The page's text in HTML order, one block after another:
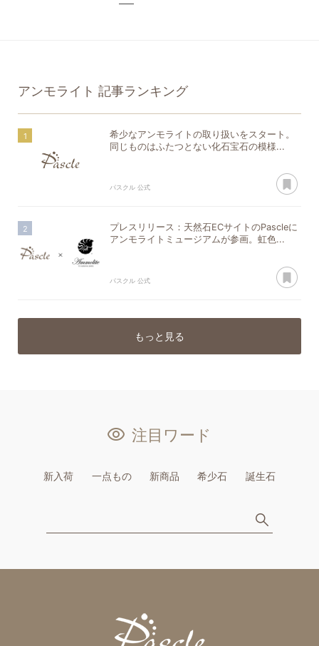
アンモライト 記事ランキング
希少なアンモライトの取り扱いをスタート。
同じものはふたつとない化石宝石の模様...
パスクル 公式
プレスリリース：天然石ECサイトのPascleに
アンモライトミュージアムが参画。虹色...
パスクル 公式
もっと見る
注目ワード
新入荷 一点もの 新商品 希少石 誕生石